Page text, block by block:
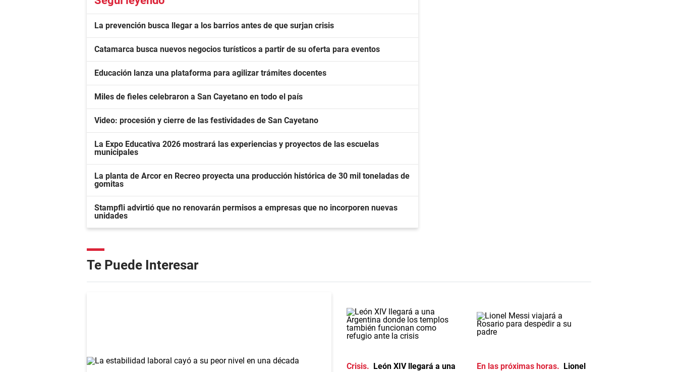
La prevención busca llegar a los barrios antes de que surjan crisis
Catamarca busca nuevos negocios turísticos a partir de su oferta para eventos
Educación lanza una plataforma para agilizar trámites docentes
Miles de fieles celebraron a San Cayetano en todo el país
Video: procesión y cierre de las festividades de San Cayetano
La Expo Educativa 2026 mostrará las experiencias y proyectos de las escuelas
municipales
La planta de Arcor en Recreo proyecta una producción histórica de 30 mil toneladas de
gomitas
Stampfli advirtió que no renovarán permisos a empresas que no incorporen nuevas
unidades
Te Puede Interesar
Crisis
León XIV llegará a una
En las próximas horas
Lionel